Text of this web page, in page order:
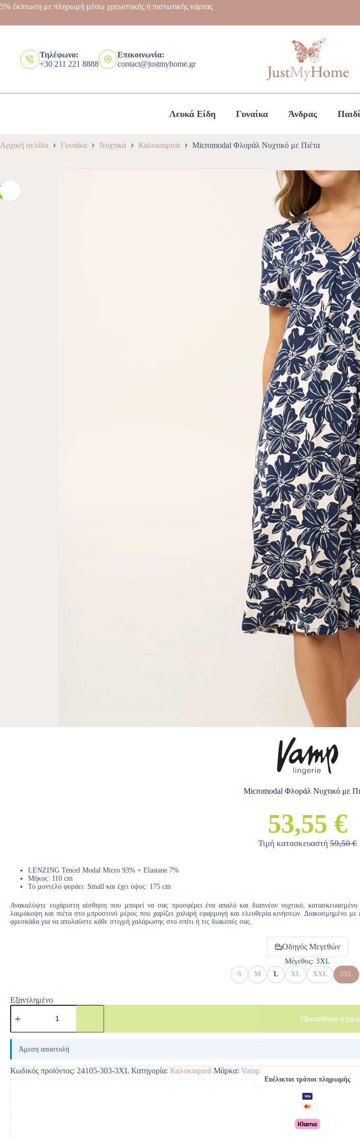
5% έκπτωση με πληρωμή μέσω χρεωστικής ή πιστωτικής κάρτας
Τηλέφωνο:
+30 211 221 8888
Επικοινωνία:
contact@justmyhome.gr
Λευκά Είδη Γυναίκα Άνδρας Παιδί
Αρχική σελίδα Γυναίκα Νυχτικά Καλοκαιρινά Micromodal Φλοράλ Νυχτικό με Πιέτα
-10%
HOT
Micromodal Φλοράλ Νυχτικό με
53,55 €
Τιμή κατασκευαστή59,50 €
LENZING Tencel Modal Micro 93% + Elastane 7%
Μήκος: 110 cm
Το μοντέλο φοράει: Small και έχει ύψος: 175 cm
Ανακαλύψτε ευχάριστη αίσθηση που μπορεί να σας προσφέρει ένα απαλό και διαπνέον νυχτικό,
λαιμόκοψη και πιέτα στο μπροστινό μέρος που χαρίζει χαλαρή εφαρμογή και ελευθερία κινήσεων. Διακοσμημένο
φρεσκάδα για να απολαύστε κάθε στιγμή χαλάρωσης στο σπίτι ή τις διακοπές σας.
Οδηγός Μεγεθών
Μέγεθος: 3XL
S M L XL XXL 3XL
Εξαντλημένο
Προσθήκη στο
A
e
r
n
a
t
i
v
e
Άμεση αποστολή
Κωδικός προϊόντος: 24105-303-3XL Κατηγορία: Καλοκαιρινά Μάρκα: Vamp
Ευέλικτοι τρόποι πληρωμής